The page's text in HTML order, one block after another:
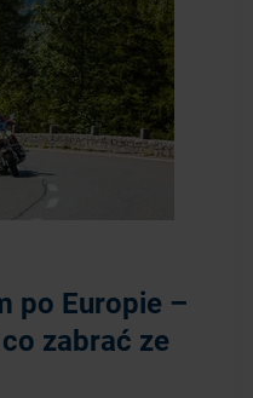
po Europie –
zabrać ze